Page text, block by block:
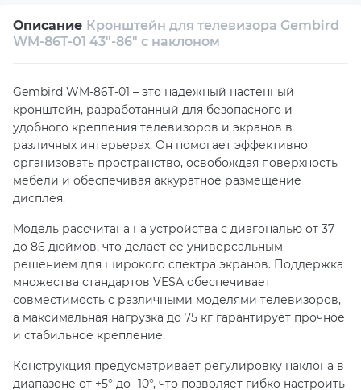
Собственный сервисный центр
Описание Кронштейн для телевизора Gembird
WM-86T-01 43"-86" с наклоном
Gembird WM-86T-01 – это надежный настенный
кронштейн, разработанный для безопасного и
удобного крепления телевизоров и экранов в
различных интерьерах. Он помогает эффективно
организовать пространство, освобождая поверхность
мебели и обеспечивая аккуратное размещение
дисплея.
Модель рассчитана на устройства с диагональю от 37
до 86 дюймов, что делает ее универсальным
решением для широкого спектра экранов. Поддержка
множества стандартов VESA обеспечивает
совместимость с различными моделями телевизоров,
а максимальная нагрузка до 75 кг гарантирует прочное
и стабильное крепление.
Конструкция предусматривает регулировку наклона в
диапазоне от +5° до -10°, что позволяет гибко настроить